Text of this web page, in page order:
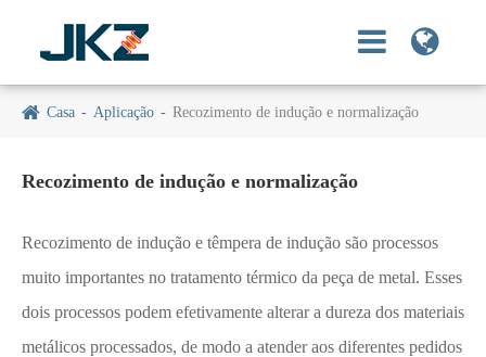
Casa Aplicação Recozimento de indução e normalização
Recozimento de indução e normalização
Recozimento de indução e têmpera de indução são processos
muito importantes no tratamento térmico da peça de metal. Esses
dois processos podem efetivamente alterar a dureza dos materiais
metálicos processados, de modo a atender aos diferentes pedidos